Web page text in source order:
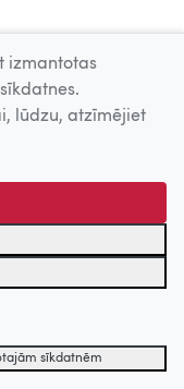
izmantotas
lūdzu, atzīmējiet
sīkdatnēm